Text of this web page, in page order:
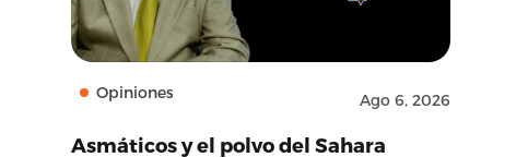
Opiniones Ago 6, 2026
Asmáticos y el polvo del Sahara